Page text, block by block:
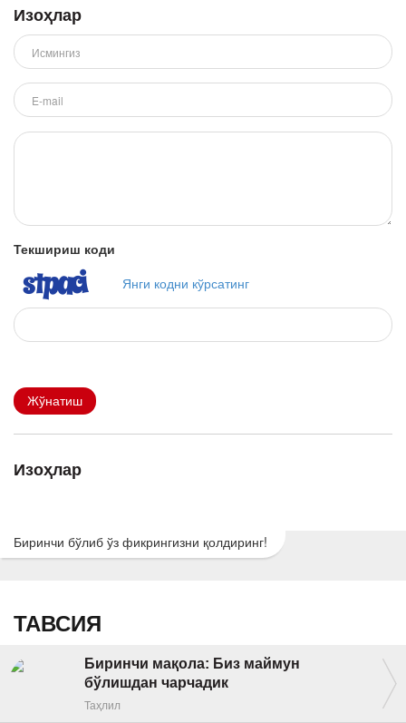
Изоҳлар
Текшириш коди
Янги кодни кўрсатинг
Жўнатиш
Изоҳлар
Биринчи бўлиб ўз фикрингизни қолдиринг!
ТАВСИЯ
Биринчи мақола: Биз маймун
бўлишдан чарчадик
Таҳлил